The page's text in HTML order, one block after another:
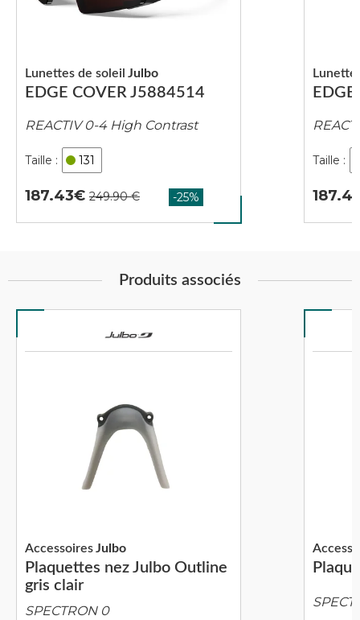
EDGE COVER J5884514
Lunettes de soleil Julbo
REACTIV 0-4 High Contrast
131
187.43
Produits associés
Plaquettes nez Julbo Outline
gris clair
AccessoiresJulbo
SPECTRON 0